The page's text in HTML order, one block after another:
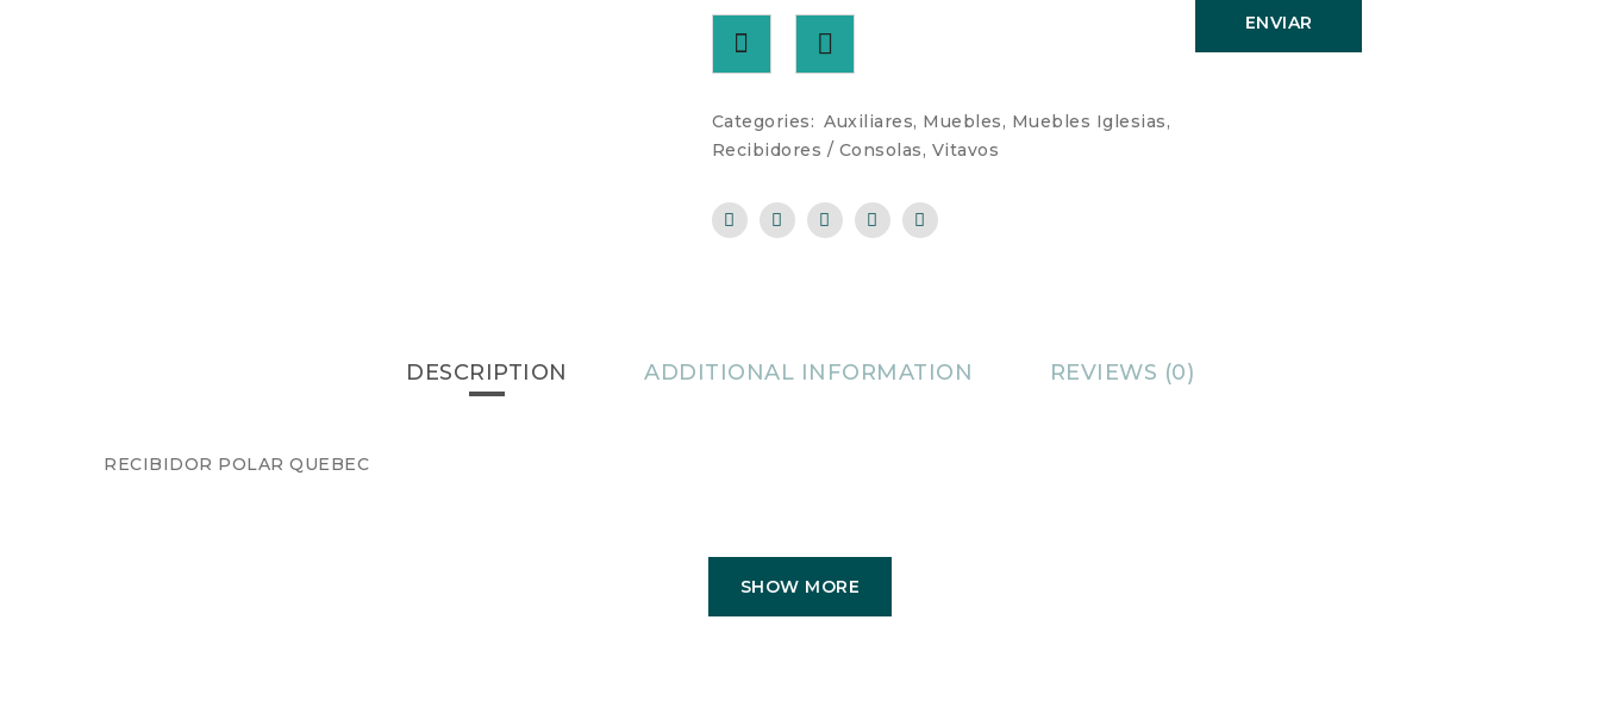
Categories: Auxiliares, Muebles, Muebles Iglesias,
Recibidores / Consolas, Vitavos
DESCRIPTION ADDITIONAL INFORMATION REVIEWS (0)
RECIBIDOR POLAR QUEBEC
SHOW MORE